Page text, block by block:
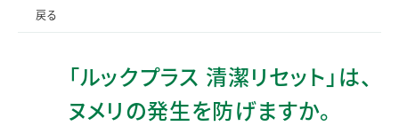
戻る
「ルックプラス 清潔リセット」は、
ヌメリの発生を防げますか。